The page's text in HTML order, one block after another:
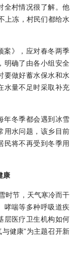
全村情况很了解。他
上冻，村民们都给水
案》，应对春冬两季
明确了由各小组安全
要做好蓄水保水和水
水量不足时采取补充
年冬季都会遇到冰雪
用水问题，该乡目前
民将不再受到冬季用
康
时节，天气寒冷而干
哮喘等多种呼吸道疾
层医疗卫生机构如何
健康”为主题召开新